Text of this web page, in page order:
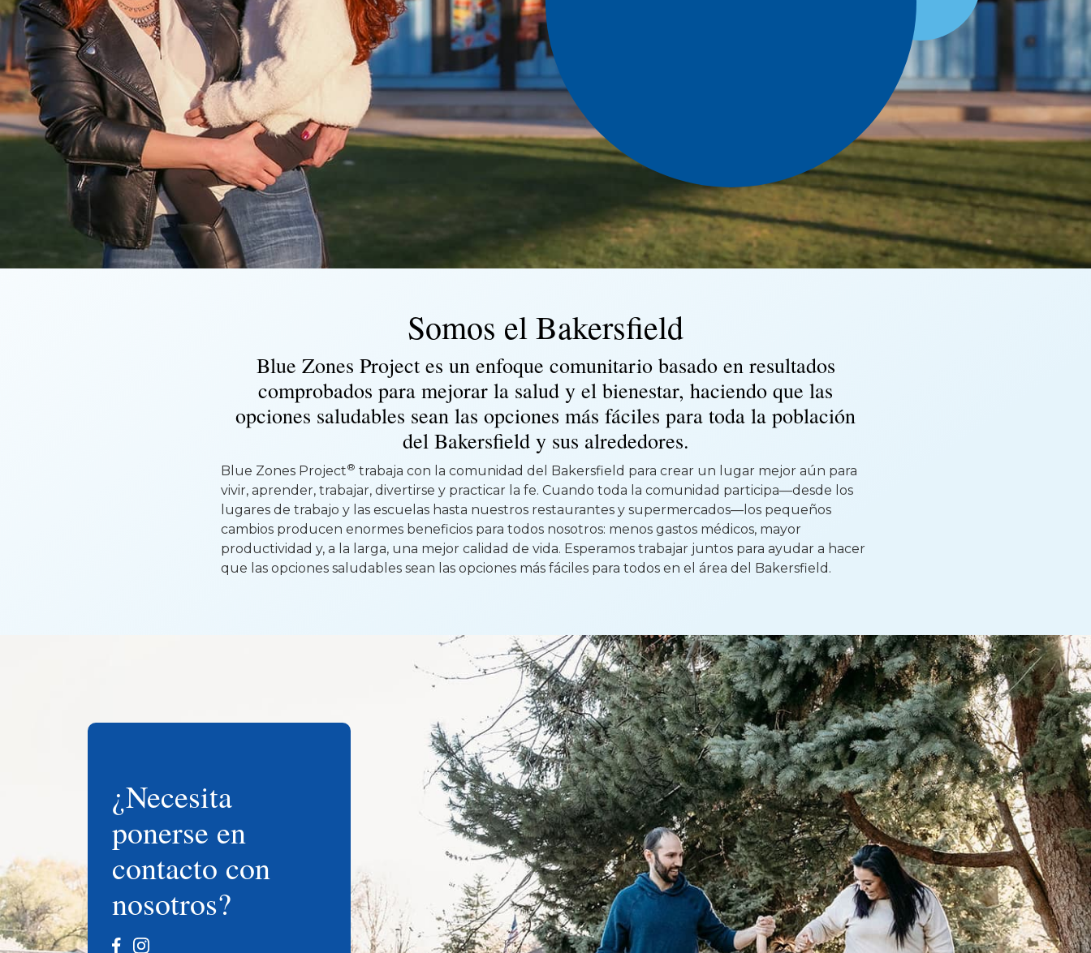
Somos el Bakersfield
Blue Zones Project es un enfoque comunitario basado en resultados
comprobados para mejorar la salud y el bienestar, haciendo que las
opciones saludables sean las opciones más fáciles para toda la población
del Bakersfield y sus alrededores.
Blue Zones Project® trabaja con la comunidad del Bakersfield para crear un lugar mejor aún para
vivir, aprender, trabajar, divertirse y practicar la fe. Cuando toda la comunidad participa—desde los
lugares de trabajo y las escuelas hasta nuestros restaurantes y supermercados—los pequeños
cambios producen enormes beneficios para todos nosotros: menos gastos médicos, mayor
productividad y, a la larga, una mejor calidad de vida. Esperamos trabajar juntos para ayudar a hacer
que las opciones saludables sean las opciones más fáciles para todos en el área del Bakersfield.
¿Necesita
ponerse en
contacto con
nosotros?